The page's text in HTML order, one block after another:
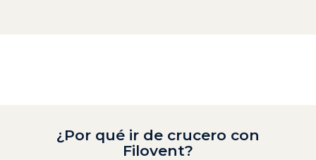
¿Por qué ir de crucero con
Filovent?